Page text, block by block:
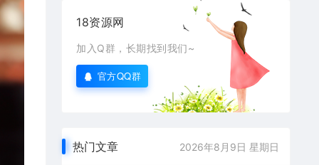
18资源网
加入Q群，长期找到我们~
官方QQ群
热门文章 2026年8月9日 星期日